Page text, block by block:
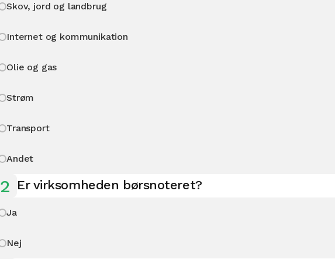
Skov, jord og landbrug
Internet og kommunikation
Olie og gas
Strøm
Transport
Andet
2 Er virksomheden børsnoteret?
Ja
Nej